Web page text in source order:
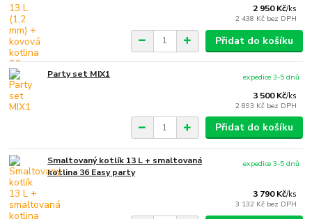
2 950 Kč/ks
2 438 Kč bez DPH
Přidat do košíku
Party set MIX1
3 500 Kč/ks
2 893 Kč bez DPH
expedice 3-5 dnů
Přidat do košíku
Smaltovaný kotlík 13 L + smaltovaná
kotlina 36 Easy party
3 790 Kč/ks
3 132 Kč bez DPH
expedice 3-5 dnů